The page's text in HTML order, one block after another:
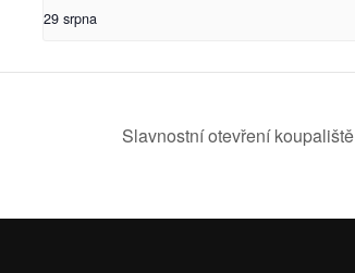
29 srpna
Slavnostní otevření koupaliště